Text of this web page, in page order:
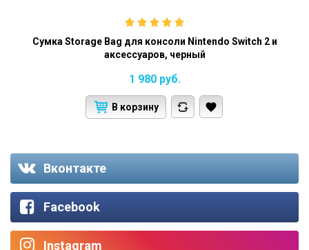
Сумка Storage Bag для консоли Nintendo Switch 2 и
аксессуаров, черный
1 980 руб.
В корзину
Вконтакте
Facebook
Instagram